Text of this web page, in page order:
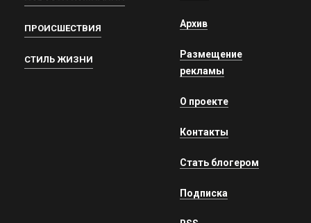
ПРОИСШЕСТВИЯ
СТИЛЬ ЖИЗНИ
Архив
Размещение
рекламы
О проекте
Контакты
Стать блогером
Подписка